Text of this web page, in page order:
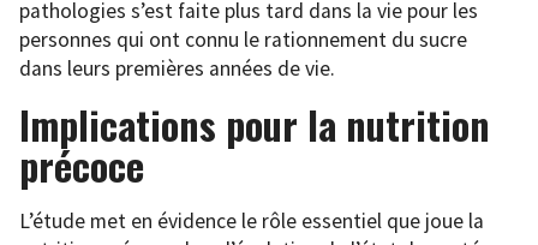
pathologies s’est faite plus tard dans la vie pour les
personnes qui ont connu le rationnement du sucre
dans leurs premières années de vie.
Implications pour la nutrition
précoce
L’étude met en évidence le rôle essentiel que joue la